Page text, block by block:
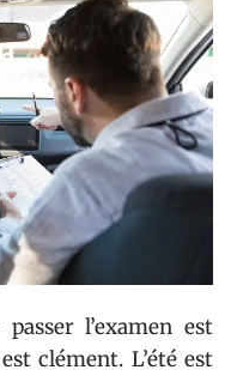
l’examen est
clément. L’été est